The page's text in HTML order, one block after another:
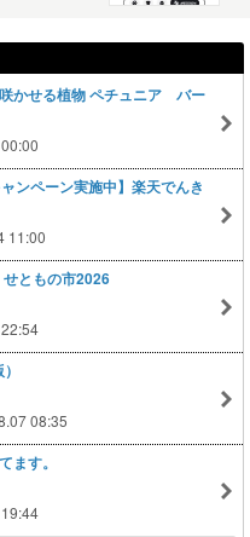
かせる植物 ペチュニア バー
ンペーン実施中】楽天でんき
11:00
ともの市2026
08:35
ます。